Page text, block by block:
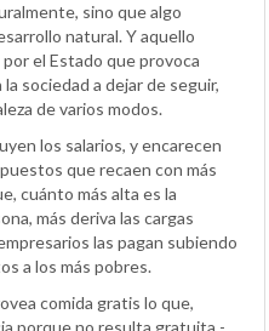
sino que algo
natural. Y aquello
el Estado que provoca
sociedad a dejar de seguir,
de varios modos.
los salarios, y encarecen
que recaen con más
cuánto más alta es la
más deriva las cargas
las pagan subiendo
a los más pobres.
comida gratis lo que,